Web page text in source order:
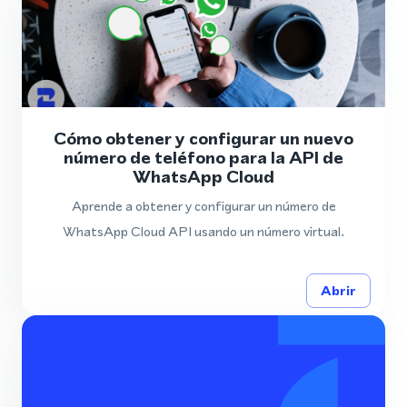
Cómo obtener y configurar un nuevo
número de teléfono para la API de
WhatsApp Cloud
Aprende a obtener y configurar un número de
WhatsApp Cloud API usando un número virtual.
Abrir